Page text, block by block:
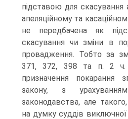
підставою для скасування
апеляційному та
не передбачена як
скасування чи зміни в
провадження. Тобто за
371, 372, 398 та п. 2
призначення покарання
закону, з
законодавства, але
на думку суддів виключної